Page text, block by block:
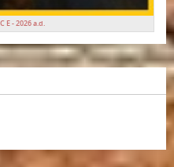
E - 2026 a.d.